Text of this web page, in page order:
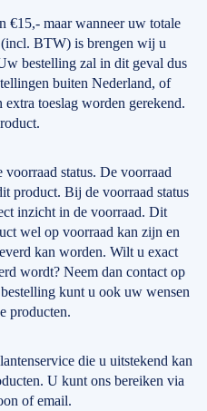
€15,- maar wanneer uw totale
BTW) is brengen wij u
bestelling zal in dit geval dus
buiten Nederland, of
extra toeslag worden gerekend.
status. De voorraad
product. Bij de voorraad status
inzicht in de voorraad. Dit
wel op voorraad kan zijn en
kan worden. Wilt u exact
wordt? Neem dan contact op
kunt u ook uw wensen
producten.
die u uitstekend kan
U kunt ons bereiken via
of email.